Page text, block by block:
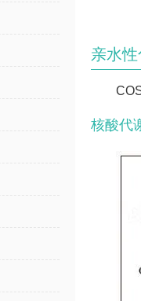
亲水
核酸代